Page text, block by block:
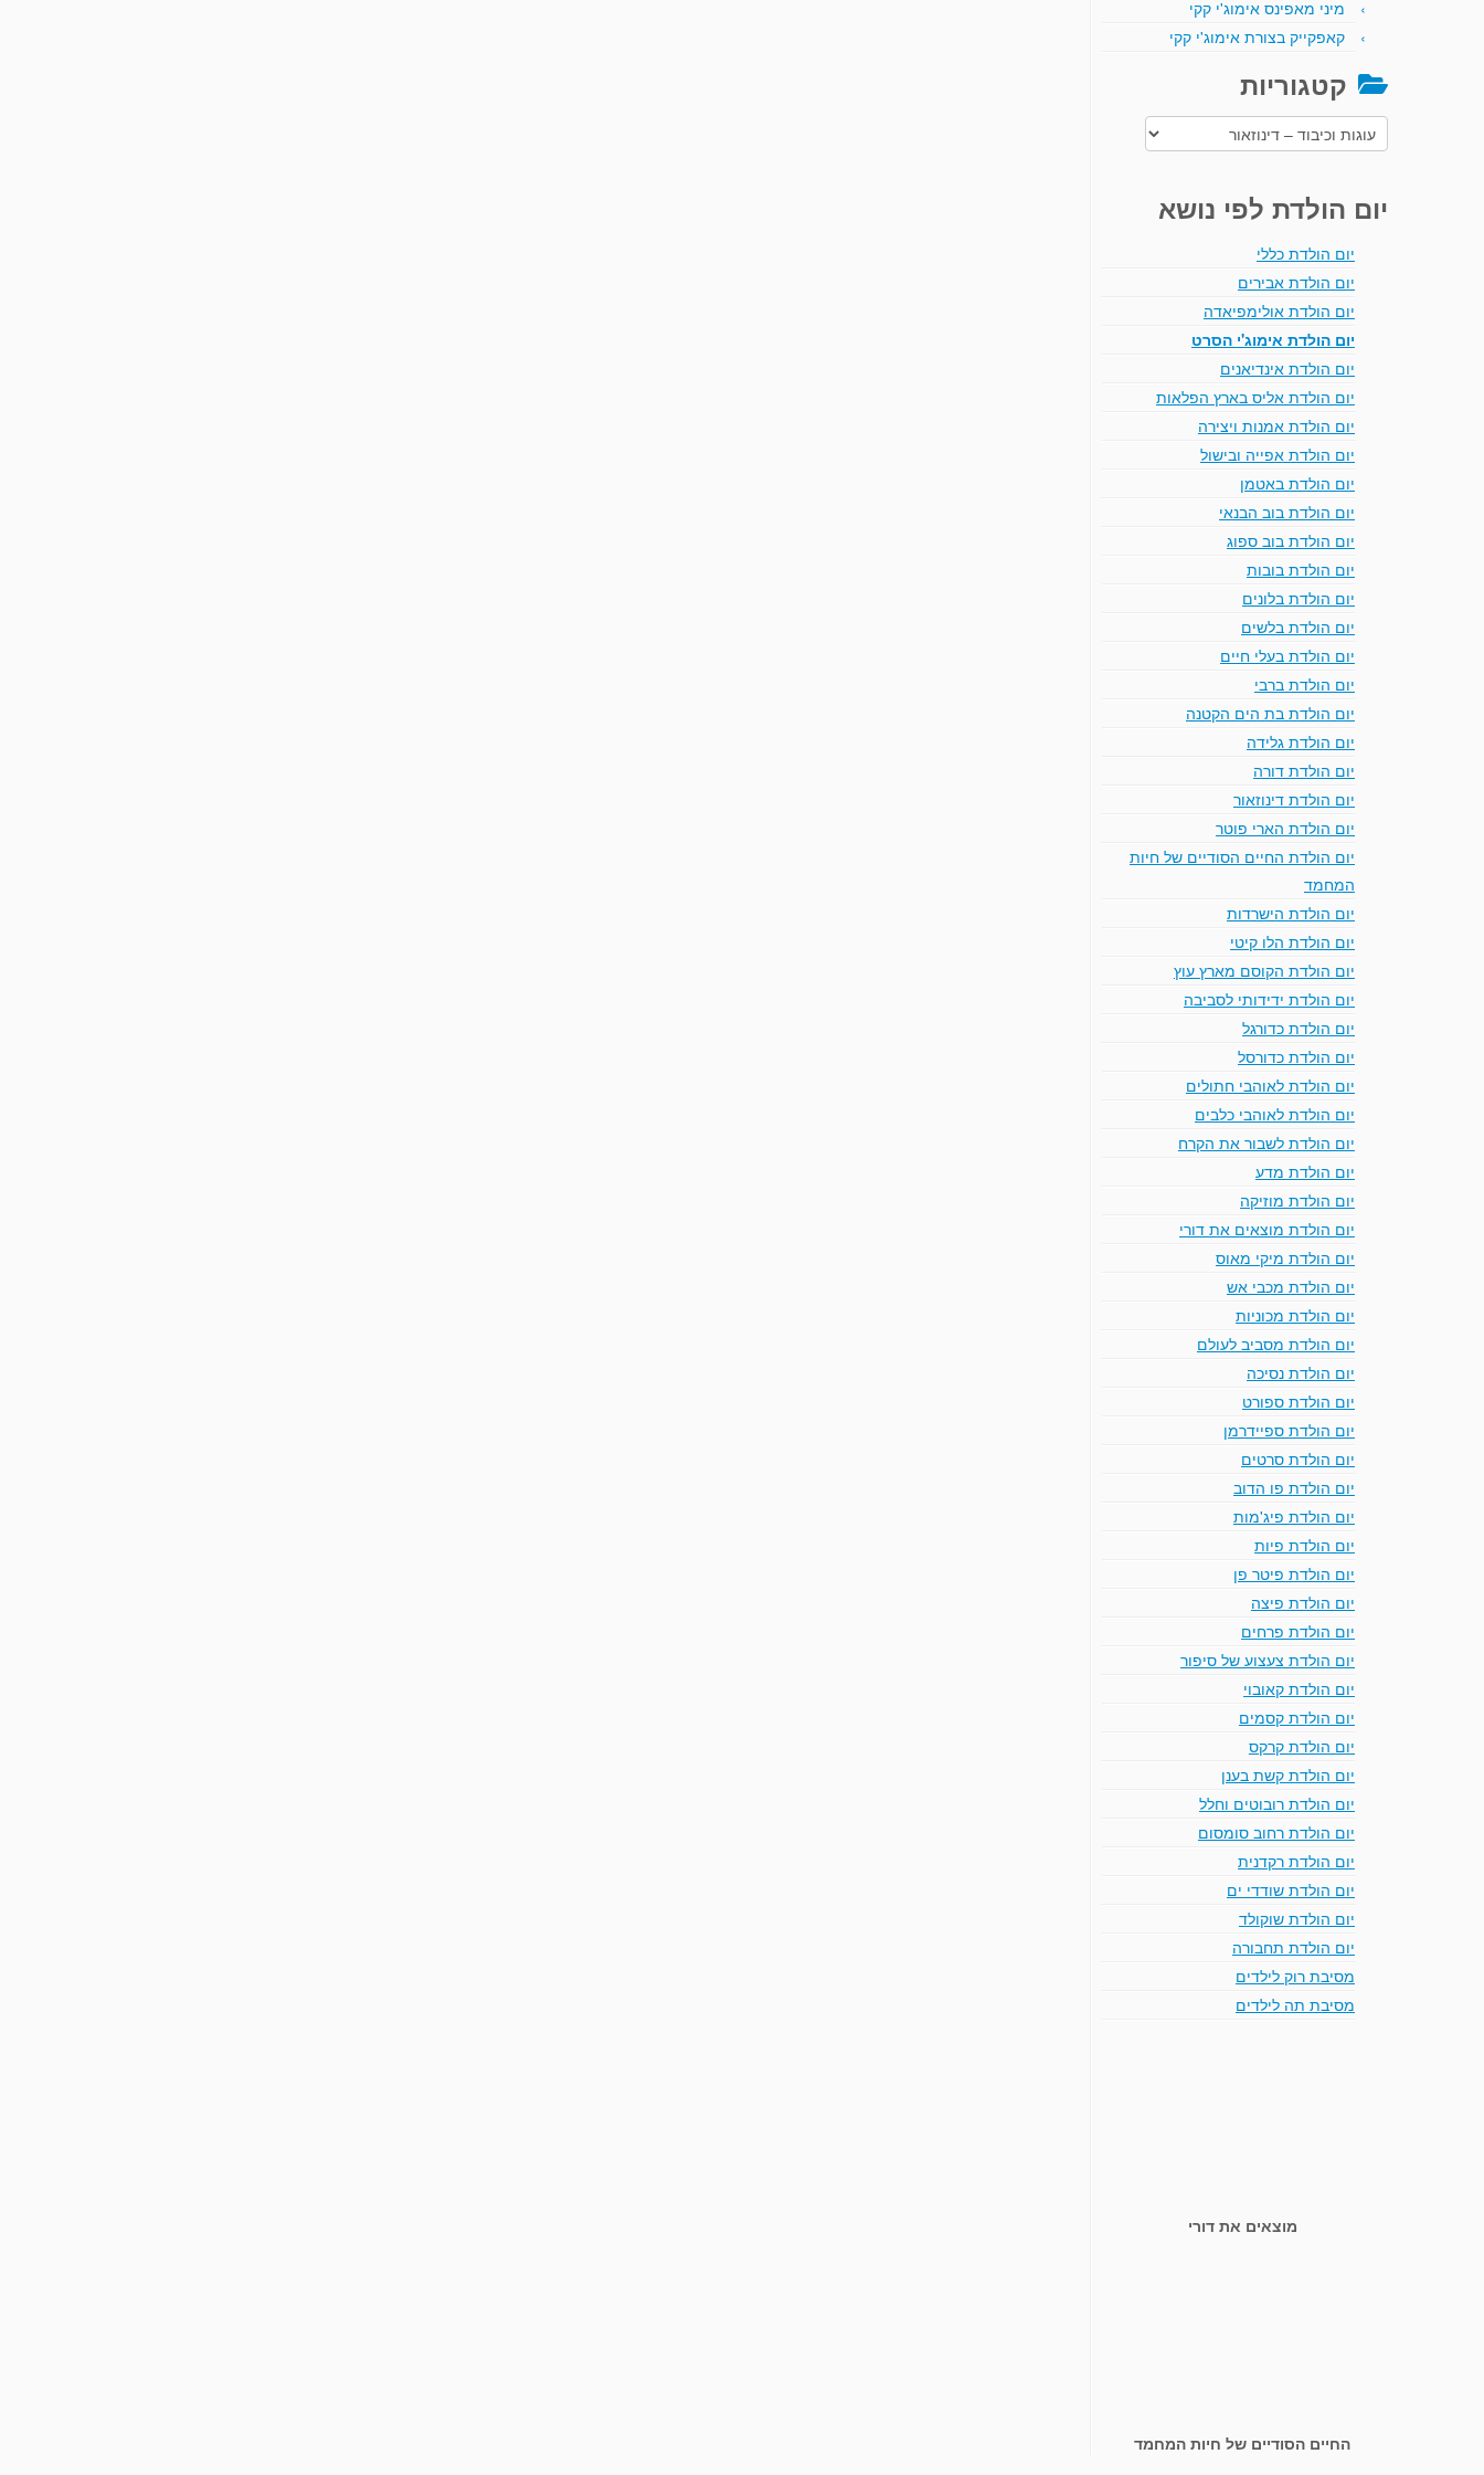
מיני מאפינס אימוג'י קקי
קאפקייק בצורת אימוג'י קקי
קטגוריות
קטגוריות
יום הולדת לפי נושא
יום הולדת כללי
יום הולדת אבירים
יום הולדת אולימפיאדה
יום הולדת אימוג'י הסרט
יום הולדת אינדיאנים
יום הולדת אליס בארץ הפלאות
יום הולדת אמנות ויצירה
יום הולדת אפייה ובישול
יום הולדת באטמן
יום הולדת בוב הבנאי
יום הולדת בוב ספוג
יום הולדת בובות
יום הולדת בלונים
יום הולדת בלשים
יום הולדת בעלי חיים
יום הולדת ברבי
יום הולדת בת הים הקטנה
יום הולדת גלידה
יום הולדת דורה
יום הולדת דינוזאור
יום הולדת הארי פוטר
יום הולדת החיים הסודיים של חיות
המחמד
יום הולדת הישרדות
יום הולדת הלו קיטי
יום הולדת הקוסם מארץ עוץ
יום הולדת ידידותי לסביבה
יום הולדת כדורגל
יום הולדת כדורסל
יום הולדת לאוהבי חתולים
יום הולדת לאוהבי כלבים
יום הולדת לשבור את הקרח
יום הולדת מדע
יום הולדת מוזיקה
יום הולדת מוצאים את דורי
יום הולדת מיקי מאוס
יום הולדת מכבי אש
יום הולדת מכוניות
יום הולדת מסביב לעולם
יום הולדת נסיכה
יום הולדת ספורט
יום הולדת ספיידרמן
יום הולדת סרטים
יום הולדת פו הדוב
יום הולדת פיג'מות
יום הולדת פיות
יום הולדת פיטר פן
יום הולדת פיצה
יום הולדת פרחים
יום הולדת צעצוע של סיפור
יום הולדת קאובוי
יום הולדת קסמים
יום הולדת קרקס
יום הולדת קשת בענן
יום הולדת רובוטים וחלל
יום הולדת רחוב סומסום
יום הולדת רקדנית
יום הולדת שודדי ים
יום הולדת שוקולד
יום הולדת תחבורה
מסיבת רוק לילדים
מסיבת תה לילדים
מוצאים את דורי
החיים הסודיים של חיות המחמד